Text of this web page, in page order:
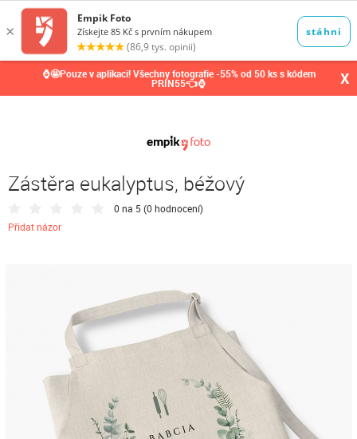
⌚🤩Pouze v aplikaci! Všechny fotografie -55% od 50 ks s kódem
PRIN55👈⌚ X
Zástěra eukalyptus, béžový
0 na 5 (0 hodnocení)
Přidat názor